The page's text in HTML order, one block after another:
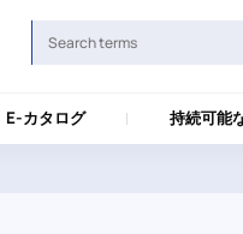
E-カタログ 持続可能